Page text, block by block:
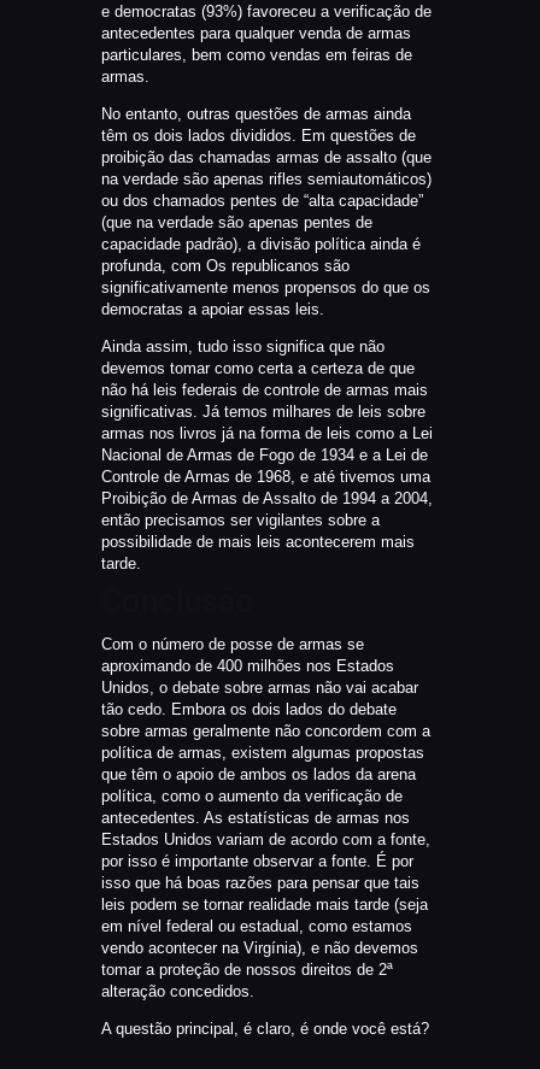
e democratas (93%) favoreceu a verificação de
antecedentes para qualquer venda de armas
particulares, bem como vendas em feiras de
armas.
No entanto, outras questões de armas ainda
têm os dois lados divididos. Em questões de
proibição das chamadas armas de assalto (que
na verdade são apenas rifles semiautomáticos)
ou dos chamados pentes de “alta capacidade”
(que na verdade são apenas pentes de
capacidade padrão), a divisão política ainda é
profunda, com Os republicanos são
significativamente menos propensos do que os
democratas a apoiar essas leis.
Ainda assim, tudo isso significa que não
devemos tomar como certa a certeza de que
não há leis federais de controle de armas mais
significativas. Já temos milhares de leis sobre
armas nos livros já na forma de leis como a Lei
Nacional de Armas de Fogo de 1934 e a Lei de
Controle de Armas de 1968, e até tivemos uma
Proibição de Armas de Assalto de 1994 a 2004,
então precisamos ser vigilantes sobre a
possibilidade de mais leis acontecerem mais
tarde.
Com o número de posse de armas se
aproximando de 400 milhões nos Estados
Unidos, o debate sobre armas não vai acabar
tão cedo. Embora os dois lados do debate
sobre armas geralmente não concordem com a
política de armas, existem algumas propostas
que têm o apoio de ambos os lados da arena
política, como o aumento da verificação de
antecedentes. As estatísticas de armas nos
Estados Unidos variam de acordo com a fonte,
por isso é importante observar a fonte. É por
isso que há boas razões para pensar que tais
leis podem se tornar realidade mais tarde (seja
em nível federal ou estadual, como estamos
vendo acontecer na Virgínia), e não devemos
tomar a proteção de nossos direitos de 2ª
alteração concedidos.
A questão principal, é claro, é onde você está?